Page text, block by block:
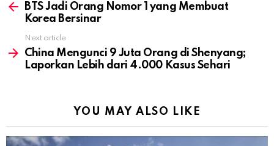
moreBTS Jadi Orang Nomor 1 yang Membuat
Korea Bersinar
Next article
China Mengunci 9 Juta Orang di Shenyang;
Laporkan Lebih dari 4.000 Kasus Sehari
YOU MAY ALSO LIKE